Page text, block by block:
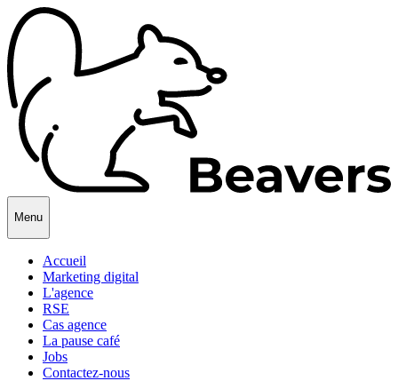
Menu
Accueil
Marketing digital
L'agence
RSE
Cas agence
La pause café
Jobs
Contactez-nous